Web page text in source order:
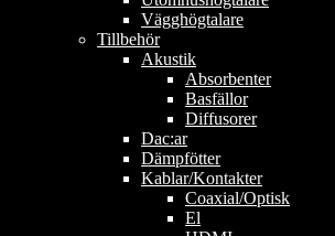
Vägghögtalare
Tillbehör
Akustik
Absorbenter
Basfällor
Diffusorer
Dac:ar
Dämpfötter
Kablar/Kontakter
Coaxial/Optisk
El